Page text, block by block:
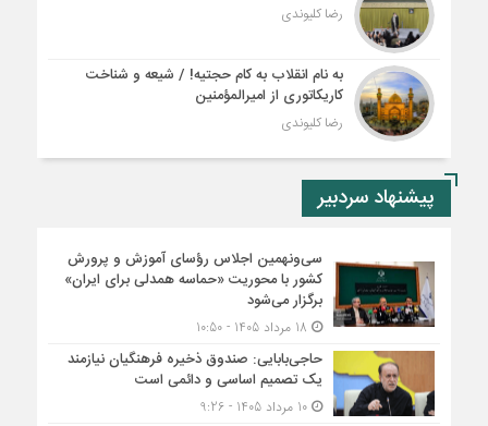
رضا کلیوندی
به نام انقلاب به کام حجتیه! / شیعه و شناخت
کاریکاتوری از امیرالمؤمنین
رضا کلیوندی
پیشنهاد سردبیر
سی‌ونهمین اجلاس رؤسای آموزش و پرورش
کشور با محوریت «حماسه همدلی برای ایران»
برگزار می‌شود
حاجی‌بابایی: صندوق ذخیره فرهنگیان نیازمند
یک تصمیم اساسی و دائمی است
10 مرداد 1405 - 9:26